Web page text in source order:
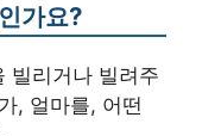
가요?
빌리거나 빌려주
, 얼마를, 어떤